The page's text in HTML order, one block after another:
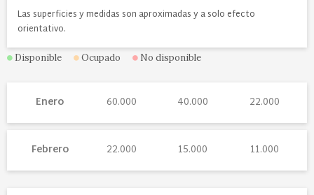
Las superficies y medidas son aproximadas y a solo efecto
orientativo.
Disponible Ocupado No disponible
Enero 60.000 40.000 22.000
Febrero 22.000 15.000 11.000